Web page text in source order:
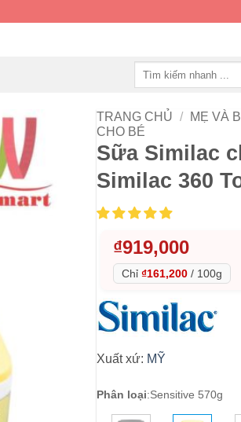
TRANG CHỦ / MẸ VÀ
CHO BÉ
Sữa Similac
Similac 360
₫919,000
Chỉ ₫161,200 / 100g
Xuất xứ: MỸ
Phân loại:Sensitive 570g